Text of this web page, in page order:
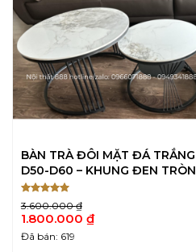
BÀN TRÀ ĐÔI MẶT ĐÁ TRẮNG
D50-D60 – KHUNG ĐEN TRÒN
Được xếp
hạng55
sao
3.600.000₫
Giá
gốc
là:
1.800.000 ₫
Giá
Đã bán: 619